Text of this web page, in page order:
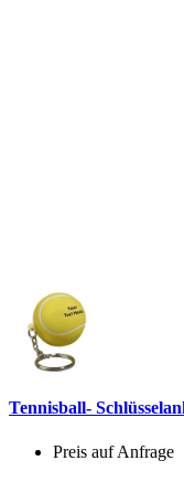
Tennisball-
Preis auf Anfrage